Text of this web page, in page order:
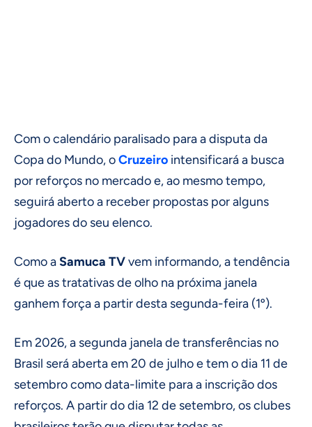
Com o calendário paralisado para a disputa da
Copa do Mundo, oCruzeiro intensificará a busca
por reforços no mercado e, ao mesmo tempo,
seguirá aberto a receber propostas por alguns
jogadores do seu elenco.
Como aSamuca TVvem informando, a tendência
é que as tratativas de olho na próxima janela
ganhem força a partir desta segunda-feira (1º).
Em 2026, a segunda janela de transferências no
Brasil será aberta em 20 de julho e tem o dia 11 de
setembro como data-limite para a inscrição dos
reforços. A partir do dia 12 de setembro, os clubes